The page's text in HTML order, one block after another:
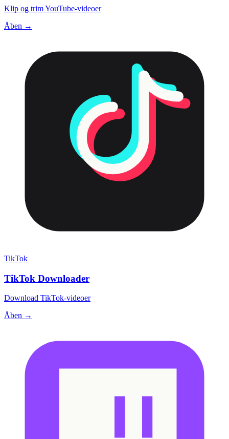
Klip og trim YouTube-videoer
Åben →
TikTok
TikTok Downloader
Download TikTok-videoer
Åben →